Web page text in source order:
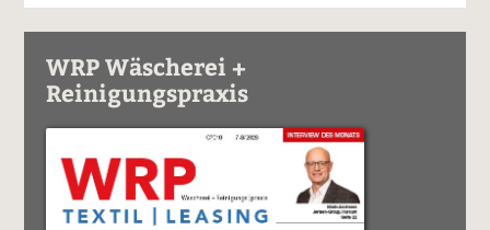
WRP Wäscherei +
Reinigungspraxis